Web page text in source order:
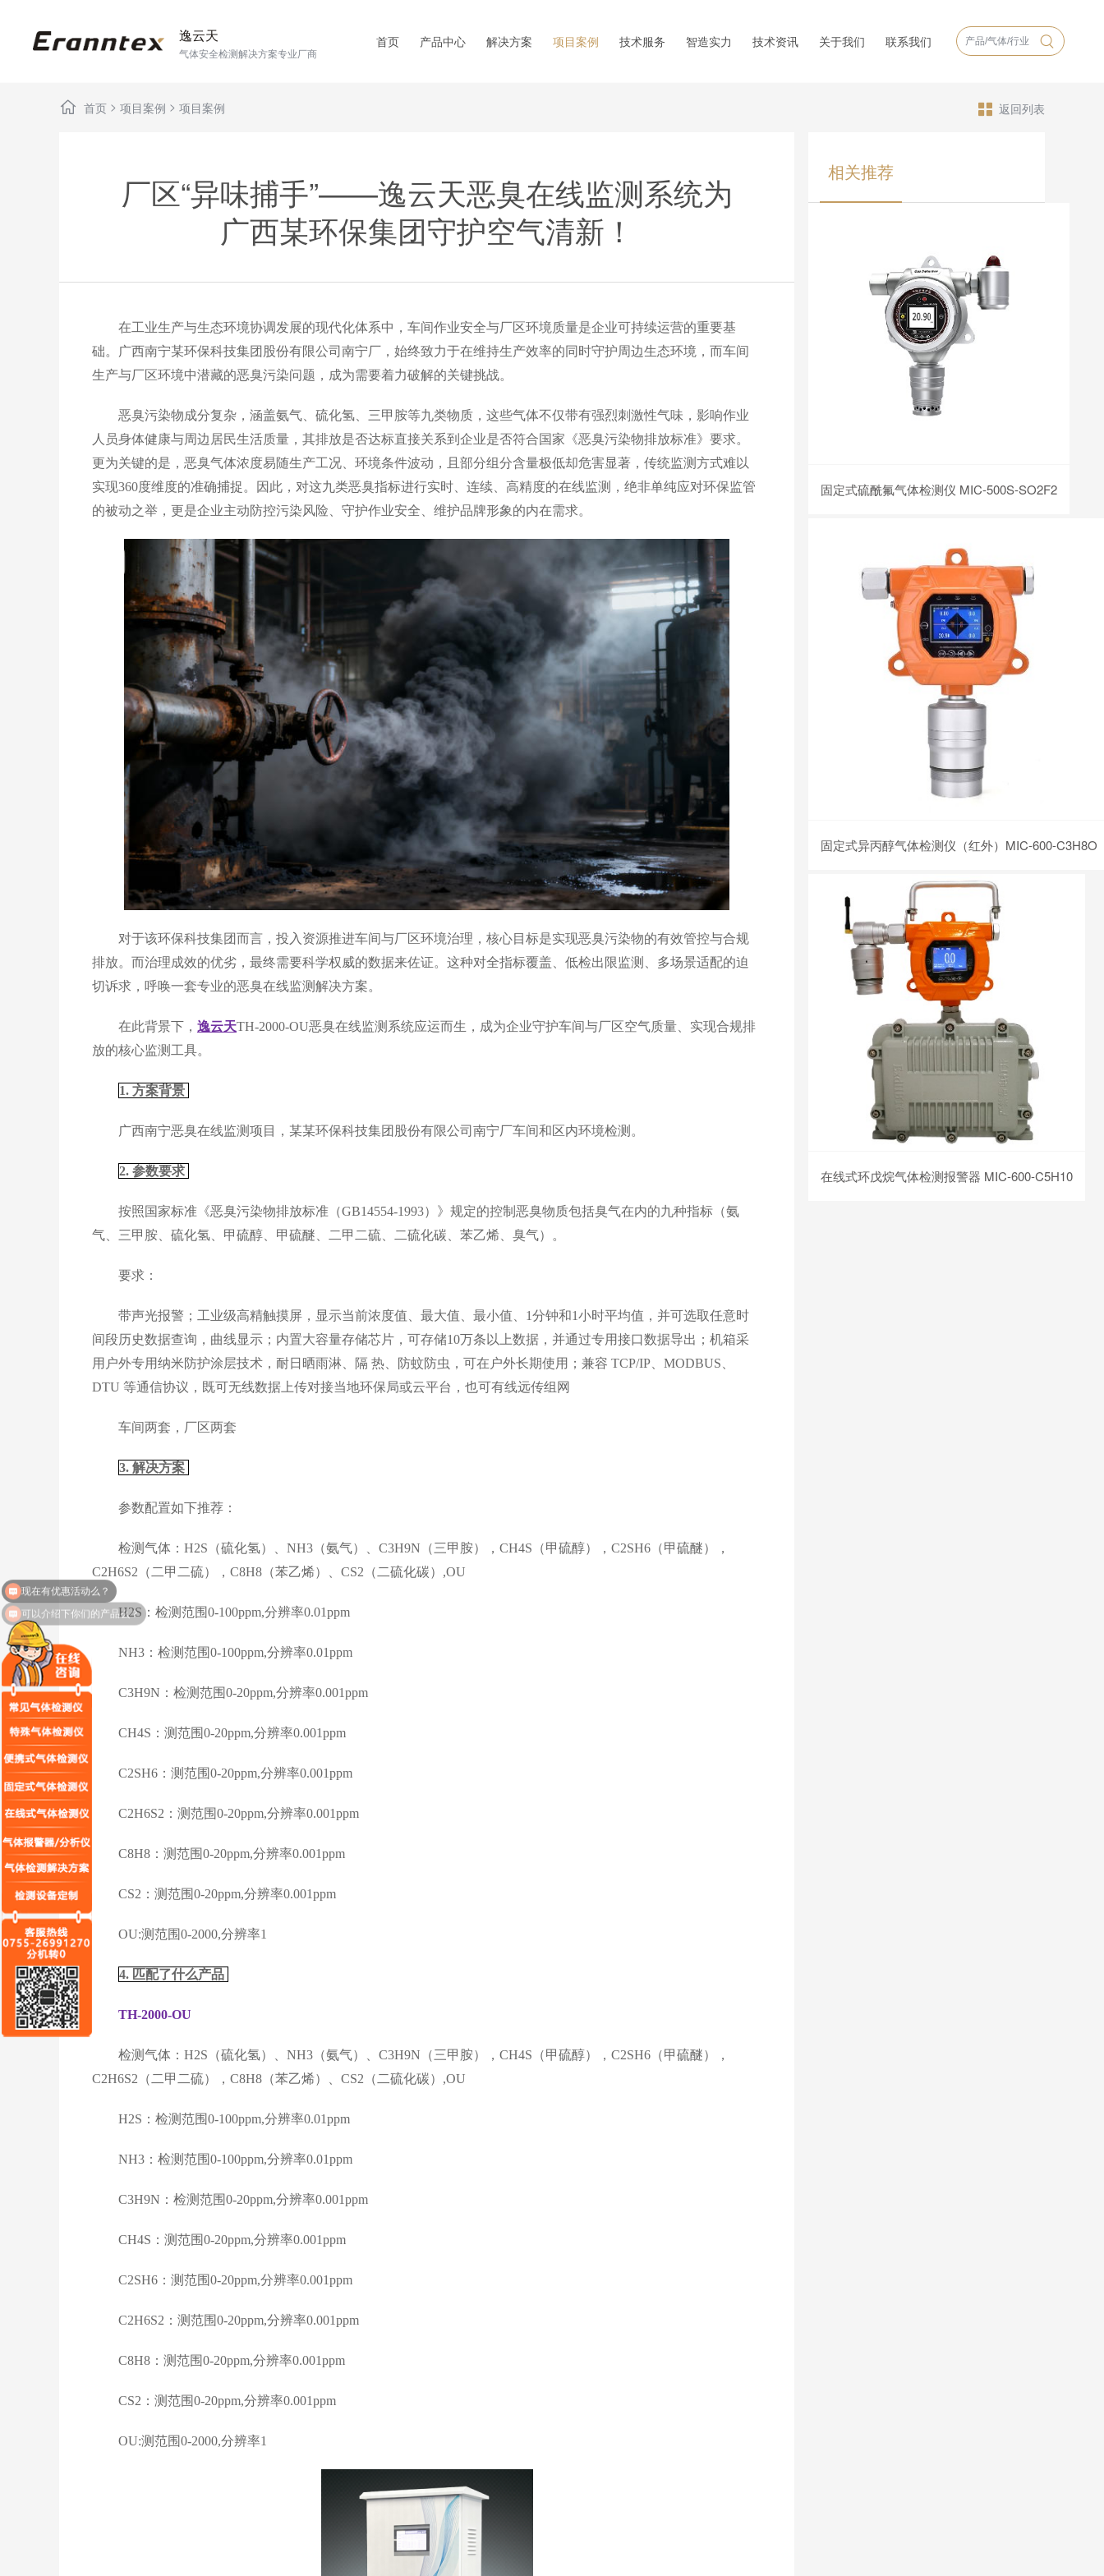
逸云天
气体安全检测解决方案专业厂商
首页 产品中心 解决方案 项目案例 技术服务 智造实力 技术资讯 关于我们 联系我们
首页 > 项目案例 > 项目案例 返回列表
厂区“异味捕手”——逸云天恶臭在线监测系统为
广西某环保集团守护空气清新！
在工业生产与生态环境协调发展的现代化体系中，车间作业安全与厂区环境质量是企业可持续运营的重要基
础。广西南宁某环保科技集团股份有限公司南宁厂，始终致力于在维持生产效率的同时守护周边生态环境，而车间
生产与厂区环境中潜藏的恶臭污染问题，成为需要着力破解的关键挑战。
恶臭污染物成分复杂，涵盖氨气、硫化氢、三甲胺等九类物质，这些气体不仅带有强烈刺激性气味，影响作业
人员身体健康与周边居民生活质量，其排放是否达标直接关系到企业是否符合国家《恶臭污染物排放标准》要求。
更为关键的是，恶臭气体浓度易随生产工况、环境条件波动，且部分组分含量极低却危害显著，传统监测方式难以
实现360度维度的准确捕捉。因此，对这九类恶臭指标进行实时、连续、高精度的在线监测，绝非单纯应对环保监管
的被动之举，更是企业主动防控污染风险、守护作业安全、维护品牌形象的内在需求。
对于该环保科技集团而言，投入资源推进车间与厂区环境治理，核心目标是实现恶臭污染物的有效管控与合规
排放。而治理成效的优劣，最终需要科学权威的数据来佐证。这种对全指标覆盖、低检出限监测、多场景适配的迫
切诉求，呼唤一套专业的恶臭在线监测解决方案。
在此背景下， 逸云天TH-2000-OU恶臭在线监测系统应运而生，成为企业守护车间与厂区空气质量、实现合规排
放的核心监测工具。
1. 方案背景
广西南宁恶臭在线监测项目，某某环保科技集团股份有限公司南宁厂车间和区内环境检测。
2. 参数要求
按照国家标准《恶臭污染物排放标准（GB14554-1993）》规定的控制恶臭物质包括臭气在内的九种指标（氨
气、三甲胺、硫化氢、甲硫醇、甲硫醚、二甲二硫、二硫化碳、苯乙烯、臭气）。
要求：
带声光报警；工业级高精触摸屏，显示当前浓度值、最大值、最小值、1分钟和1小时平均值，并可选取任意时
间段历史数据查询，曲线显示；内置大容量存储芯片，可存储10万条以上数据，并通过专用接口数据导出；机箱采
用户外专用纳米防护涂层技术，耐日晒雨淋、隔 热、防蚊防虫，可在户外长期使用；兼容 TCP/IP、MODBUS、
DTU 等通信协议，既可无线数据上传对接当地环保局或云平台，也可有线远传组网
车间两套，厂区两套
3. 解决方案
参数配置如下推荐：
检测气体：H2S（硫化氢）、NH3（氨气）、C3H9N（三甲胺），CH4S（甲硫醇），C2SH6（甲硫醚），
C2H6S2（二甲二硫），C8H8（苯乙烯）、CS2（二硫化碳）,OU
H2S：检测范围0-100ppm,分辨率0.01ppm
NH3：检测范围0-100ppm,分辨率0.01ppm
C3H9N：检测范围0-20ppm,分辨率0.001ppm
CH4S：测范围0-20ppm,分辨率0.001ppm
C2SH6：测范围0-20ppm,分辨率0.001ppm
C2H6S2：测范围0-20ppm,分辨率0.001ppm
C8H8：测范围0-20ppm,分辨率0.001ppm
CS2：测范围0-20ppm,分辨率0.001ppm
OU:测范围0-2000,分辨率1
4. 匹配了什么产品
TH-2000-OU
检测气体：H2S（硫化氢）、NH3（氨气）、C3H9N（三甲胺），CH4S（甲硫醇），C2SH6（甲硫醚），
C2H6S2（二甲二硫），C8H8（苯乙烯）、CS2（二硫化碳）,OU
H2S：检测范围0-100ppm,分辨率0.01ppm
NH3：检测范围0-100ppm,分辨率0.01ppm
C3H9N：检测范围0-20ppm,分辨率0.001ppm
CH4S：测范围0-20ppm,分辨率0.001ppm
C2SH6：测范围0-20ppm,分辨率0.001ppm
C2H6S2：测范围0-20ppm,分辨率0.001ppm
C8H8：测范围0-20ppm,分辨率0.001ppm
CS2：测范围0-20ppm,分辨率0.001ppm
OU:测范围0-2000,分辨率1
相关推荐
固定式硫酰氟气体检测仪 MIC-500S-SO2F2
固定式异丙醇气体检测仪（红外）MIC-600-C3H8O
在线式环戊烷气体检测报警器 MIC-600-C5H10
可以介绍下你们的产品么？